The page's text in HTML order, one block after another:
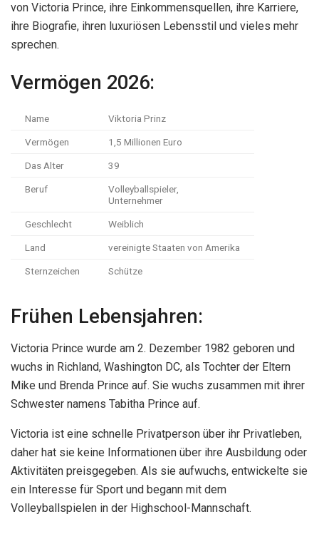
von Victoria Prince, ihre Einkommensquellen, ihre Karriere,
ihre Biografie, ihren luxuriösen Lebensstil und vieles mehr
sprechen.
Vermögen 2026:
Name Viktoria Prinz
Vermögen 1,5 Millionen Euro
Das Alter 39
Beruf
Volleyballspieler,
Unternehmer
Geschlecht Weiblich
Land vereinigte Staaten von Amerika
Sternzeichen Schütze
Frühen Lebensjahren:
Victoria Prince wurde am 2. Dezember 1982 geboren und
wuchs in Richland, Washington DC, als Tochter der Eltern
Mike und Brenda Prince auf. Sie wuchs zusammen mit ihrer
Schwester namens Tabitha Prince auf.
Victoria ist eine schnelle Privatperson über ihr Privatleben,
daher hat sie keine Informationen über ihre Ausbildung oder
Aktivitäten preisgegeben. Als sie aufwuchs, entwickelte sie
ein Interesse für Sport und begann mit dem
Volleyballspielen in der Highschool-Mannschaft.